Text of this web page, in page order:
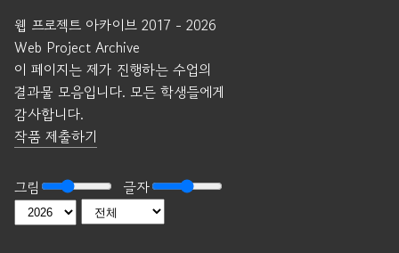
웹 프로젝트 아카이브 2017 - 2026
Web Project Archive
이 페이지는 제가 진행하는 수업의
결과물 모음입니다. 모든 학생들에게
감사합니다.
작품 제출하기
그림 글자